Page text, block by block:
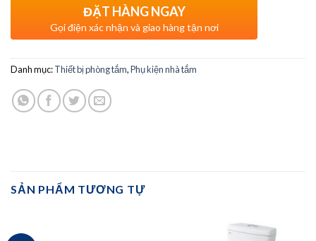
ĐẶT HÀNG NGAY
Gọi điện xác nhận và giao hàng tận nơi
Danh mục:Thiết bị phòng tắm,Phụ kiện nhà tắm
SẢN PHẨM TƯƠNG TỰ